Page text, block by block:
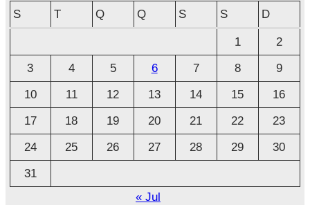
v
o
S
T Q Q S S D
1
2
3
4 5 6 7 8
9
10
11 12 13 14 15
16
17
18 19 20 21 22
23
24
25 26 27 28 29
30
31
« Jul